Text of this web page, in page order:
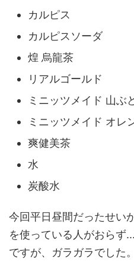
カルピス
カルピスソーダ
煌 烏龍茶
リアルゴールド
ミニッツメイド 山ぶ
ミニッツメイド オレ
爽健美茶
水
炭酸水
今回平日昼間だったせい
を使っている人がおらず
ですが、ガラガラでした。